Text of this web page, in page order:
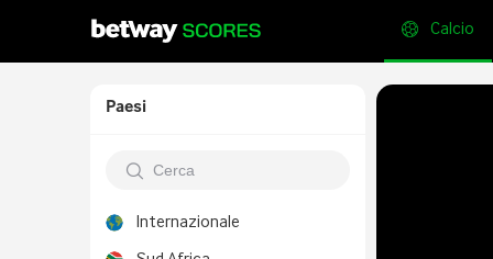
Calcio
Paesi
Internazionale